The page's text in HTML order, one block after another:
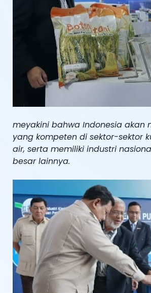
meyakini bahwa Indonesia
yang kompeten di sektor-sektor
air, serta memiliki industri
besar lainnya.